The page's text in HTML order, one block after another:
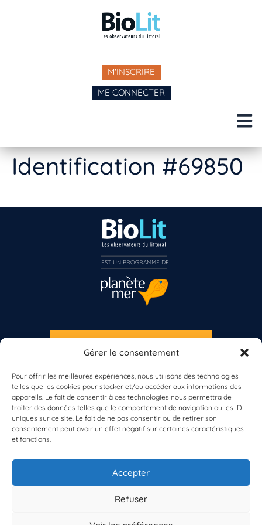
Gérer le consentement
Pour offrir les meilleures expériences, nous utilisons des technologies
telles que les cookies pour stocker et/ou accéder aux informations des
appareils. Le fait de consentir à ces technologies nous permettra de
traiter des données telles que le comportement de navigation ou les ID
uniques sur ce site. Le fait de ne pas consentir ou de retirer son
consentement peut avoir un effet négatif sur certaines caractéristiques
et fonctions.
Accepter
Refuser
M'INSCRIRE
ME CONNECTER
Identification #69850
À propos de BioLit
Vos données d'observation
Ressources
Résultats du programme
Contacts
S'INSCRIRE À LA NEWSLETTER
Vous n’êtes pas encore inscrit à Biolit ?
Inscrivez-vous dès maintenant